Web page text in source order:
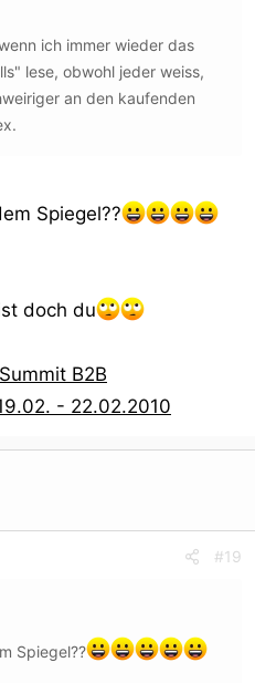
ich immer wieder das
lese, obwohl jeder weiss,
an den kaufenden
Spiegel??
doch du
B2B
- 22.02.2010
#19
Spiegel??